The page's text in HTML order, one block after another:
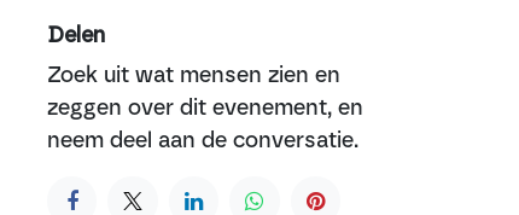
Delen
Zoek uit wat mensen zien en
zeggen over dit evenement, en
neem deel aan de conversatie.